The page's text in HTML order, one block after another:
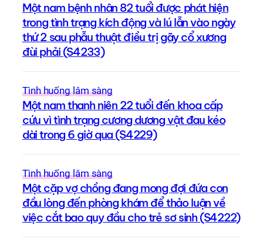
Một nam bệnh nhân 82 tuổi được phát hiện
trong tình trạng kích động và lú lẫn vào ngày
thứ 2 sau phẫu thuật điều trị gãy cổ xương
đùi phải (S4233)
Tình huống lâm sàng
Một nam thanh niên 22 tuổi đến khoa cấp
cứu vì tình trạng cương dương vật đau kéo
dài trong 6 giờ qua (S4229)
Tình huống lâm sàng
Một cặp vợ chồng đang mong đợi đứa con
đầu lòng đến phòng khám để thảo luận về
việc cắt bao quy đầu cho trẻ sơ sinh (S4222)